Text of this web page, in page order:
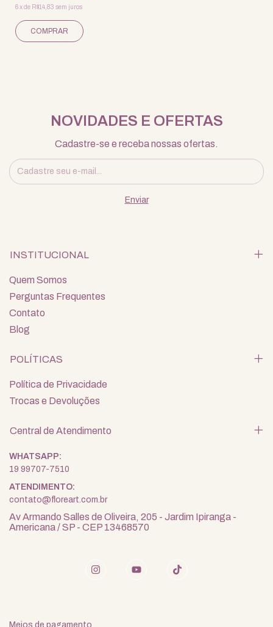
6xde R$14,83 sem juros
NOVIDADES E OFERTAS
Cadastre-se e receba nossas ofertas.
INSTITUCIONAL
Quem Somos
Perguntas Frequentes
Contato
Blog
POLÍTICAS
Política de Privacidade
Trocas e Devoluções
Central de Atendimento
19 99707-7510
contato@floreart.com.br
Av Armando Salles de Oliveira, 205 - Jardim Ipiranga -
Americana / SP - CEP 13468570
Meios de pagamento